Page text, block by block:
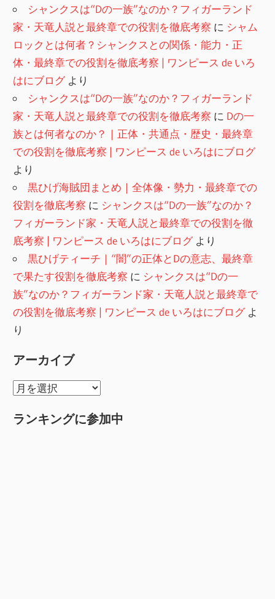
シャンクスは“Dの一族”なのか？フィガーランド
家・天竜人説と最終章での役割を徹底考察 に シャム
ロックとは何者？シャンクスとの関係・能力・正
体・最終章での役割を徹底考察 | ワンピース de いろ
はにブログより
シャンクスは“Dの一族”なのか？フィガーランド
家・天竜人説と最終章での役割を徹底考察 に Dの一
族とは何者なのか？｜正体・共通点・歴史・最終章
での役割を徹底考察 | ワンピース de いろはにブログ
より
黒ひげ海賊団まとめ｜全体像・勢力・最終章での
役割を徹底考察 に シャンクスは“Dの一族”なのか？
フィガーランド家・天竜人説と最終章での役割を徹
底考察 | ワンピース de いろはにブログより
黒ひげティーチ｜“闇”の正体とDの意志、最終章
で果たす役割を徹底考察 に シャンクスは“Dの一
族”なのか？フィガーランド家・天竜人説と最終章で
の役割を徹底考察 | ワンピース de いろはにブログよ
り
アーカイブ
ア
カ
ランキングに参加中